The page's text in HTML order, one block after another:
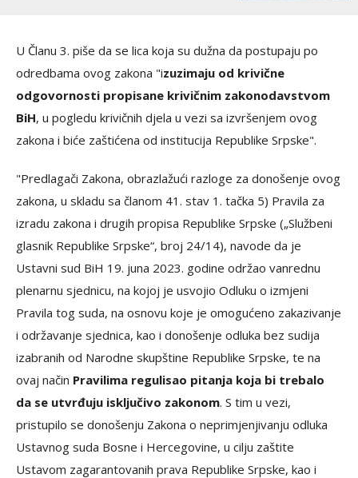
U Članu 3. piše da se lica koja su dužna da postupaju po
odredbama ovog zakona "izuzimaju od krivične
odgovornosti propisane krivičnim zakonodavstvom
BiH, u pogledu krivičnih djela u vezi sa izvršenjem ovog
zakona i biće zaštićena od institucija Republike Srpske".
"Predlagači Zakona, obrazlažući razloge za donošenje ovog
zakona, u skladu sa članom 41. stav 1. tačka 5) Pravila za
izradu zakona i drugih propisa Republike Srpske („Službeni
glasnik Republike Srpske“, broj 24/14), navode da je
Ustavni sud BiH 19. juna 2023. godine održao vanrednu
plenarnu sjednicu, na kojoj je usvojio Odluku o izmjeni
Pravila tog suda, na osnovu koje je omogućeno zakazivanje
i održavanje sjednica, kao i donošenje odluka bez sudija
izabranih od Narodne skupštine Republike Srpske, te na
ovaj način Pravilima regulisao pitanja koja bi trebalo
da se utvrđuju isključivo zakonom. S tim u vezi,
pristupilo se donošenju Zakona o neprimjenjivanju odluka
Ustavnog suda Bosne i Hercegovine, u cilju zaštite
Ustavom zagarantovanih prava Republike Srpske, kao i